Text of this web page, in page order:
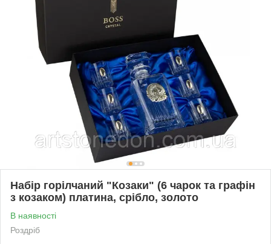
Набір горілчаний "Козаки" (6 чарок та графін
з козаком) платина, срібло, золото
В наявності
Роздріб